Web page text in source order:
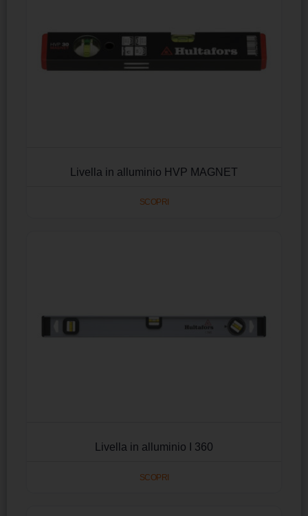
Livella in alluminio HVP MAGNET
SCOPRI
Livella in alluminio I 360
SCOPRI